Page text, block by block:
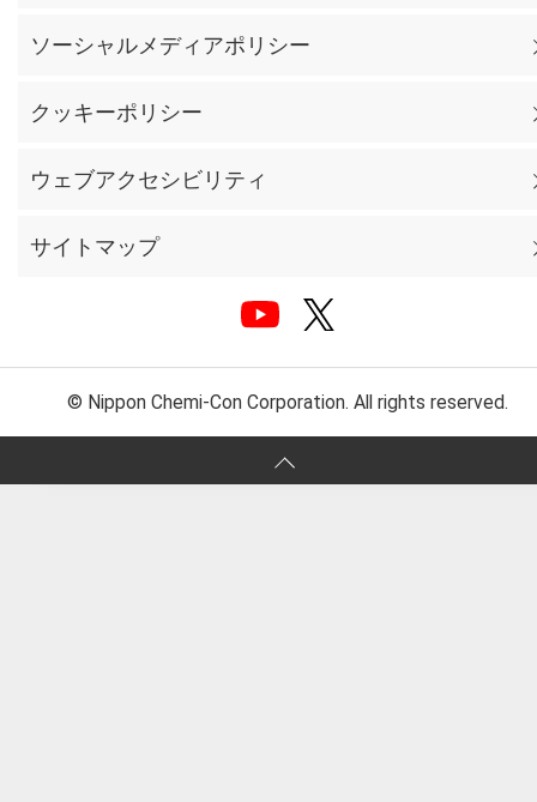
ソーシャルメディアポリシー
クッキーポリシー
ウェブアクセシビリティ
サイトマップ
© Nippon Chemi-Con Corporation. All rights reserved.